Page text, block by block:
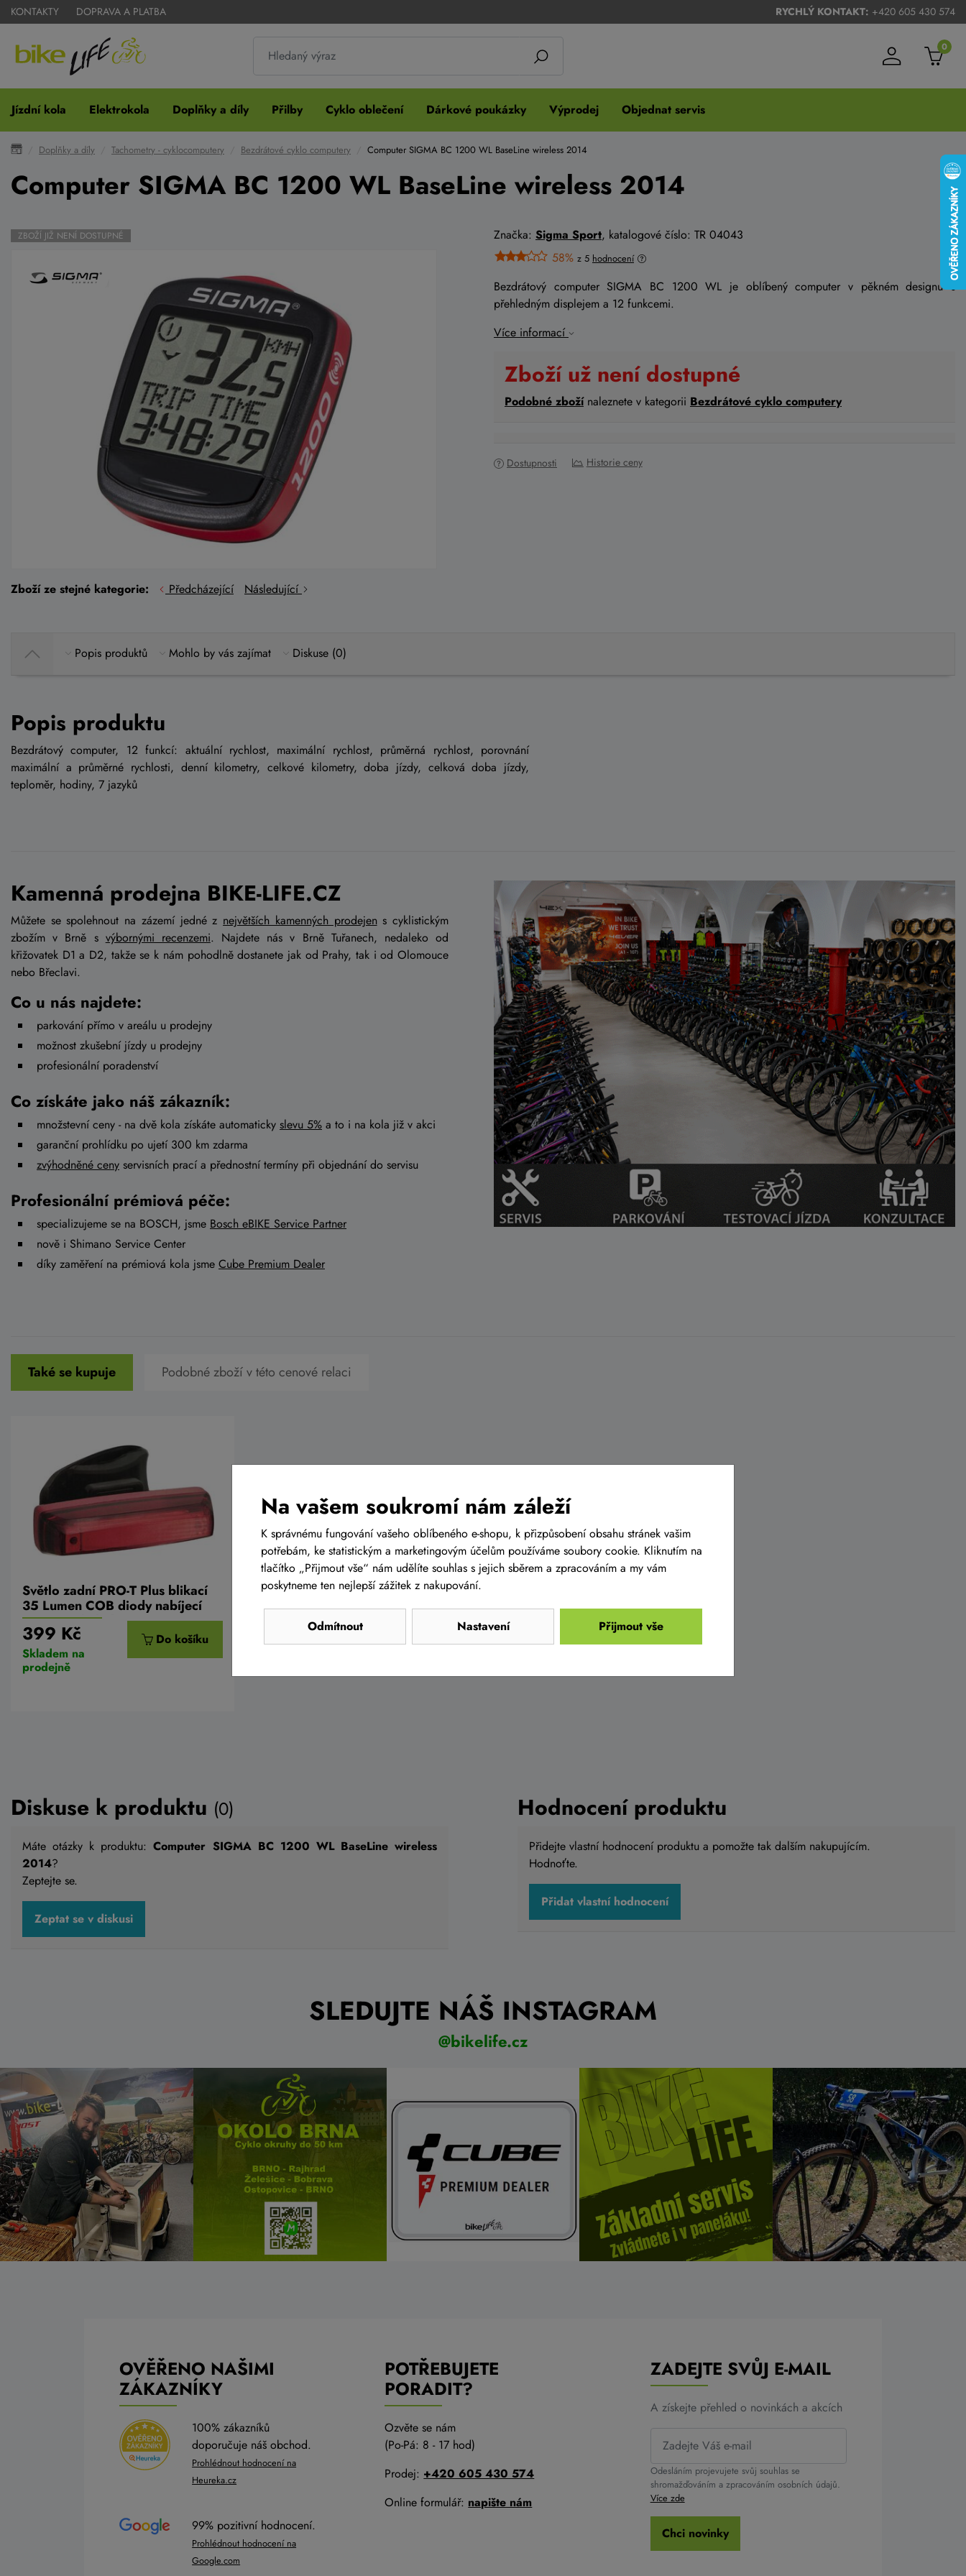
KONTAKTY DOPRAVA A PLATBA RYCHLÝ KONTAKT: +420 605 430 574
0
Jízdní kola Elektrokola Doplňky a díly Přilby Cyklo oblečení Dárkové poukázky Výprodej Objednat servis
Doplňky a díly Tachometry - cyklocomputery Bezdrátové cyklo computery Computer SIGMA BC 1200 WL BaseLine wireless 2014
Computer SIGMA BC 1200 WL BaseLine wireless 2014
ZBOŽÍ JIŽ NENÍ DOSTUPNÉ
Zboží ze stejné kategorie: Předcházející Následující
Značka: Sigma Sport, katalogové číslo: TR 04043
58% z 5 hodnocení
Bezdrátový computer SIGMA BC 1200 WL je oblíbený computer v pěkném designu s
přehledným displejem a 12 funkcemi.
Více informací
Zboží už není dostupné
Podobné zbožínaleznete v kategorii Bezdrátové cyklo computery
Dostupnosti Historie ceny
Popis produktů Mohlo by vás zajímat Diskuse (0)
Popis produktu
Bezdrátový computer, 12 funkcí: aktuální rychlost, maximální rychlost, průměrná rychlost, porovnání
maximální a průměrné rychlosti, denní kilometry, celkové kilometry, doba jízdy, celková doba jízdy,
teploměr, hodiny, 7 jazyků
Kamenná prodejna BIKE-LIFE.CZ
Můžete se spolehnout na zázemí jedné z největších kamenných prodejens cyklistickým
zbožím v Brně s výbornými recenzemi. Najdete nás v Brně Tuřanech, nedaleko od
křižovatek D1 a D2, takže se k nám pohodlně dostanete jak od Prahy, tak i od Olomouce
nebo Břeclavi.
Co u nás najdete:
parkování přímo v areálu u prodejny
možnost zkušební jízdy u prodejny
profesionální poradenství
Co získáte jako náš zákazník:
množstevní ceny - na dvě kola získáte automaticky slevu 5% a to i na kola již v akci
garanční prohlídku po ujetí 300 km zdarma
zvýhodněné ceny servisních prací a přednostní termíny při objednání do servisu
Profesionální prémiová péče:
specializujeme se na BOSCH, jsme Bosch eBIKE Service Partner
nově i Shimano Service Center
díky zaměření na prémiová kola jsme Cube Premium Dealer
Také se kupuje Podobné zboží v této cenové relaci
Světlo zadní PRO-T Plus blikací
35 Lumen COB diody nabíjecí
přes USB kabel
399 Kč
Skladem na
prodejně
Do košíku
Computer SIGMA BC 5.0 ATS
Computer ECHOWELL U10W
bezdrátový
Diskuse k produktu (0)
Máte otázky k produktu:Computer SIGMA BC 1200 WL BaseLine wireless
2014?
Zeptejte se.
Zeptat se v diskusi
Hodnocení produktu
Přidejte vlastní hodnocení produktu a pomožte tak dalším nakupujícím.
Hodnoťte.
Přidat vlastní hodnocení
SLEDUJTE NÁŠ INSTAGRAM
@bikelife.cz
OVĚŘENO NAŠIMI
ZÁKAZNÍKY
100% zákazníků
doporučuje náš obchod.
Prohlédnout hodnocení na
Heureka.cz
99% pozitivní hodnocení.
Prohlédnout hodnocení na
Google.com
POTŘEBUJETE
PORADIT?
Ozvěte se nám
(Po-Pá: 8 - 17 hod)
Prodej: +420 605 430 574
Online formulář: napište nám
ZADEJTE SVŮJ E-MAIL
A získejte přehled o novinkách a akcích
Odesláním projevujete svůj souhlas se
shromažďováním a zpracováním osobních údajů.
Více zde
Chci novinky
Na vašem soukromí nám záleží
K správnému fungování vašeho oblíbeného e-shopu, k přizpůsobení obsahu stránek vašim
potřebám, ke statistickým a marketingovým účelům používáme soubory cookie. Kliknutím na
tlačítko „Přijmout vše“ nám udělíte souhlas s jejich sběrem a zpracováním a my vám
poskytneme ten nejlepší zážitek z nakupování.
Odmítnout Nastavení Přijmout vše